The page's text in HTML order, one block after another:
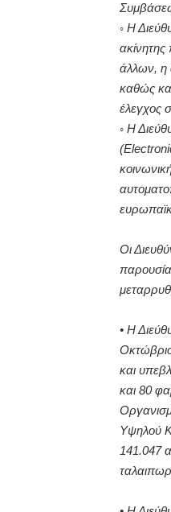
◦ Η
άλλων, η
καθώς
έλεγχος
◦ Η
Οι
• Η
και
και 80
Υψηλού
141.047